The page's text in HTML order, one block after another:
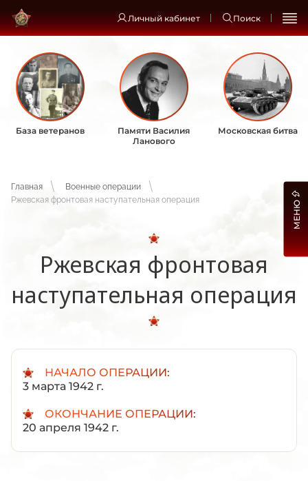
Личный кабинет Поиск
База ветеранов
Памяти Василия
Ланового
Московская битва
Главная
Военные операции
Ржевская фронтовая наступательная операция
Ржевская фронтовая
наступательная операция
НАЧАЛО ОПЕРАЦИИ:
3 марта 1942 г.
ОКОНЧАНИЕ ОПЕРАЦИИ:
20 апреля 1942 г.
МЕНЮ